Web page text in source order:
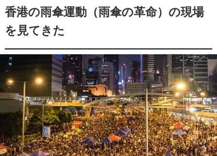
香港の雨傘運動（雨傘の革命）の現場
を見てきた